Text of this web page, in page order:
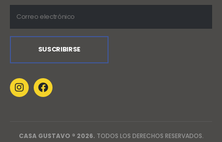
CASA GUSTAVO ® 2026. TODOS LOS DERECHOS RESERVADOS.